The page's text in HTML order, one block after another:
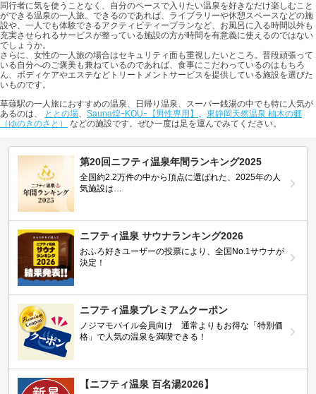
同行者に気を使うことなく、自分のペースで入りたい温泉を好きなだけ楽しむこと
ができる温泉の一人旅。できるのであれば、ライブラリーや休憩スペースなどの施
設や、一人でも体験できるアクティビティープランなど、お風呂に入る時間以外も
充実させられるサービスが整っている施設の方が時間を有意義に使えるのではない
でしょうか。
さらに、女性の一人旅の場合はセキュリティ面も重視したいところ。普段頑張って
いる自分へのご褒美も兼ねているのであれば、食事にこだわっているのはもちろ
ん、ボディケアやエステなどトリートメントサービスを提供している施設を選びた
いものです。
草薙駅の一人旅におすすめの温泉、日帰り温泉、スーパー銭湯の中でも特に人気が
あるのは、
ととの場、 Sauna煌ｰKOUｰ【男性専用】 、 東静岡天然温泉 柚木の郷
（ゆのきのさと）
などの施設です。ぜひ一度は足を運んでみてください。
第20回ニフティ温泉年間ランキング2025
全国約2.2万件の中から頂点に選ばれた、2025年の人
気施設は…
ニフティ温泉 サウナランキング2026
おふろ好きユーザーの投票により、全国No.1サウナが
決定！
ニフティ温泉プレミアムクーポン
ノジマモバイル会員向け 通常よりもお得な「特別価
格」で人気の温泉を満喫できる！
【ニフティ温泉 百名湯2026】